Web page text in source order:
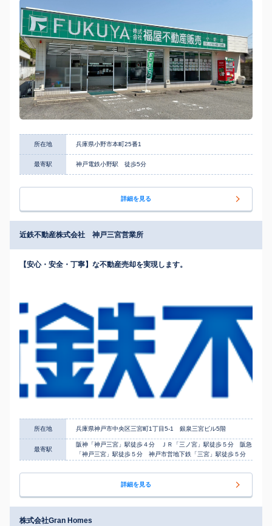
所在地 兵庫県小野市本町25番1
最寄駅 神戸電鉄小野駅 徒歩5分
詳細を見る
近鉄不動産株式会社 神戸三宮営業所
【安心・安全・丁寧】な不動産売却を実現します。
所在地 兵庫県神戸市中央区三宮町1丁目5-1 銀泉三宮ビル5階
最寄駅
阪神「神戸三宮」駅徒歩４分 ＪＲ「三ノ宮」駅徒歩５分 阪急
「神戸三宮」駅徒歩５分 神戸市営地下鉄「三宮」駅徒歩５分
詳細を見る
株式会社Gran Homes